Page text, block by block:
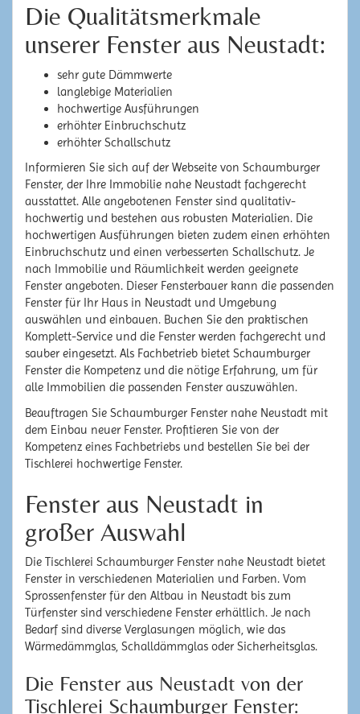
Die Qualitätsmerkmale
unserer Fenster aus Neustadt:
sehr gute Dämmwerte
langlebige Materialien
hochwertige Ausführungen
erhöhter Einbruchschutz
erhöhter Schallschutz
Informieren Sie sich auf der Webseite von Schaumburger
Fenster, der Ihre Immobilie nahe Neustadt fachgerecht
ausstattet. Alle angebotenen Fenster sind qualitativ-
hochwertig und bestehen aus robusten Materialien. Die
hochwertigen Ausführungen bieten zudem einen erhöhten
Einbruchschutz und einen verbesserten Schallschutz. Je
nach Immobilie und Räumlichkeit werden geeignete
Fenster angeboten. Dieser Fensterbauer kann die passenden
Fenster für Ihr Haus in Neustadt und Umgebung
auswählen und einbauen. Buchen Sie den praktischen
Komplett-Service und die Fenster werden fachgerecht und
sauber eingesetzt. Als Fachbetrieb bietet Schaumburger
Fenster die Kompetenz und die nötige Erfahrung, um für
alle Immobilien die passenden Fenster auszuwählen.
Beauftragen Sie Schaumburger Fenster nahe Neustadt mit
dem Einbau neuer Fenster. Profitieren Sie von der
Kompetenz eines Fachbetriebs und bestellen Sie bei der
Tischlerei hochwertige Fenster.
Fenster aus Neustadt in
großer Auswahl
Die Tischlerei Schaumburger Fenster nahe Neustadt bietet
Fenster in verschiedenen Materialien und Farben. Vom
Sprossenfenster für den Altbau in Neustadt bis zum
Türfenster sind verschiedene Fenster erhältlich. Je nach
Bedarf sind diverse Verglasungen möglich, wie das
Wärmedämmglas, Schalldämmglas oder Sicherheitsglas.
Die Fenster aus Neustadt von der
Tischlerei Schaumburger Fenster: